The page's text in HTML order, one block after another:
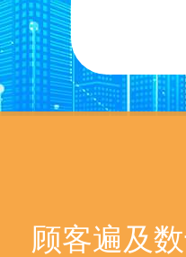
顾客遍及